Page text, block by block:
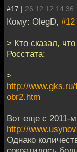
#17 | 26.12.12 14:36
Кому: OlegD, #12
> Кто сказал,
Росстата:
>
http://
obr2.htm
Вот еще с 2011-
http://
Однако